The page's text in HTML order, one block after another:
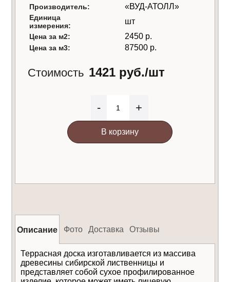
Производитель: «ВУД-АТОЛЛ»
Единица
измерения:
шт
Цена за м2: 2450 р.
Цена за м3: 87500 р.
Стоимость 1421 руб./шт
- +
В корзину
Описание Фото Доставка Отзывы
Террасная доска изготавливается из массива
древесины сибирской лиственницы и
представляет собой сухое профилированное